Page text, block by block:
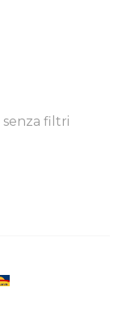
senza filtri